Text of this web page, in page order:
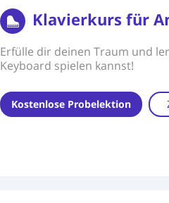
Klavierkurs für
Erfülle dir deinen Traum und
Keyboard spielen kannst!
Kostenlose Probelektion